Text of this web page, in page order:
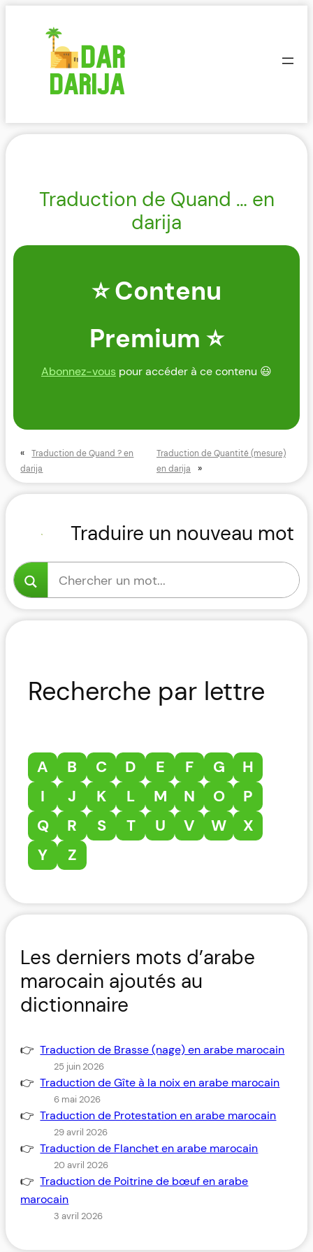
Traduction de Quand … en
darija
⭐ Contenu
Premium ⭐
Abonnez-vous pour accéder à ce contenu 😃
«
Traduction de Quand ? en
darija
Traduction de Quantité (mesure)
en darija
»
Traduire un nouveau mot
Recherche par lettre
A B C D E F G
H
I
J K L M N O
P
Q
R S T U V W
X
Y
Z
Les derniers mots d’arabe
marocain ajoutés au
dictionnaire
Traduction de Brasse (nage) en arabe marocain
25 juin 2026
Traduction de Gîte à la noix en arabe marocain
6 mai 2026
Traduction de Protestation en arabe marocain
29 avril 2026
Traduction de Flanchet en arabe marocain
20 avril 2026
Traduction de Poitrine de bœuf en arabe
marocain
3 avril 2026